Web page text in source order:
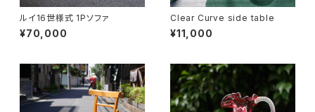
ルイ16世様式 1Pソファ
¥70,000
Clear Curve side table
¥11,000